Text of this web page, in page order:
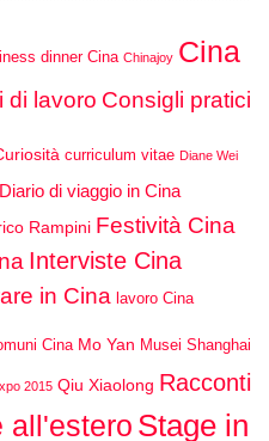
dinner Cina Chinajoy Cina
di lavoro Consigli pratici
curriculum vitae Diane Wei
Diario di viaggio in Cina
Rampini Festività Cina
Interviste Cina
in Cina lavoro Cina
Cina Mo Yan Musei Shanghai
2015 Qiu Xiaolong Racconti
all'estero Stage in